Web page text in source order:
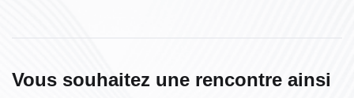
Vous souhaitez une rencontre ainsi